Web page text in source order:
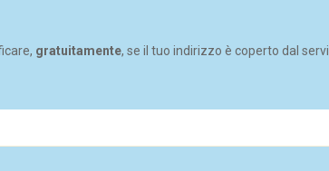
gratuitamente, se il tuo indirizzo è coperto dal